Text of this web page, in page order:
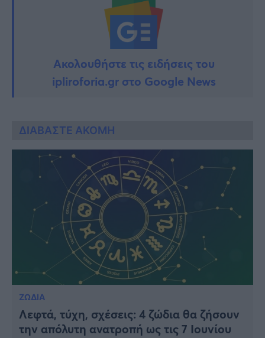
Ακολουθήστε τις ειδήσεις του
ipliroforia.gr στο Google News
ΔΙΑΒΑΣΤΕ ΑΚΟΜΗ
ΖΩΔΙΑ
Λεφτά, τύχη, σχέσεις: 4 ζώδια θα ζήσουν
την απόλυτη ανατροπή ως τις 7 Ιουνίου